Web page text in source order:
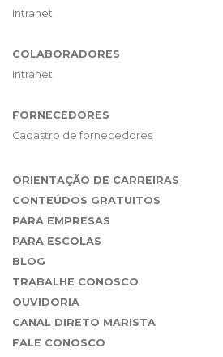
Intranet
COLABORADORES
Intranet
FORNECEDORES
Cadastro de fornecedores
ORIENTAÇÃO DE CARREIRAS
CONTEÚDOS GRATUITOS
PARA EMPRESAS
PARA ESCOLAS
BLOG
TRABALHE CONOSCO
OUVIDORIA
CANAL DIRETO MARISTA
FALE CONOSCO